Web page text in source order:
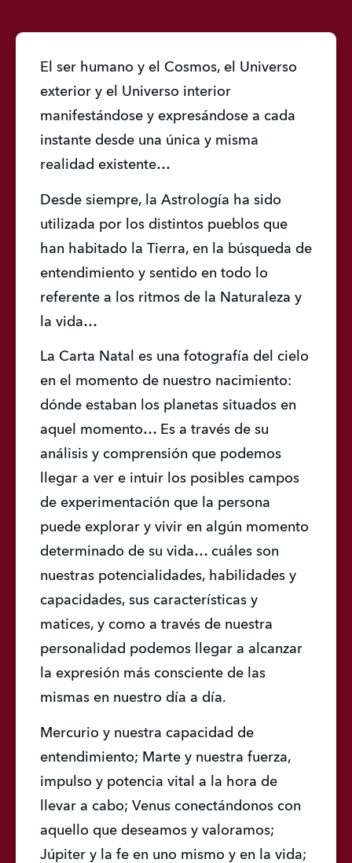
El ser humano y el Cosmos, el Universo
exterior y el Universo interior
manifestándose y expresándose a cada
instante desde una única y misma
realidad existente…
Desde siempre, la Astrología ha sido
utilizada por los distintos pueblos que
han habitado la Tierra, en la búsqueda de
entendimiento y sentido en todo lo
referente a los ritmos de la Naturaleza y
la vida…
La Carta Natal es una fotografía del cielo
en el momento de nuestro nacimiento:
dónde estaban los planetas situados en
aquel momento… Es a través de su
análisis y comprensión que podemos
llegar a ver e intuir los posibles campos
de experimentación que la persona
puede explorar y vivir en algún momento
determinado de su vida… cuáles son
nuestras potencialidades, habilidades y
capacidades, sus características y
matices, y como a través de nuestra
personalidad podemos llegar a alcanzar
la expresión más consciente de las
mismas en nuestro día a día.
Mercurio y nuestra capacidad de
entendimiento; Marte y nuestra fuerza,
impulso y potencia vital a la hora de
llevar a cabo; Venus conectándonos con
aquello que deseamos y valoramos;
Júpiter y la fe en uno mismo y en la vida;